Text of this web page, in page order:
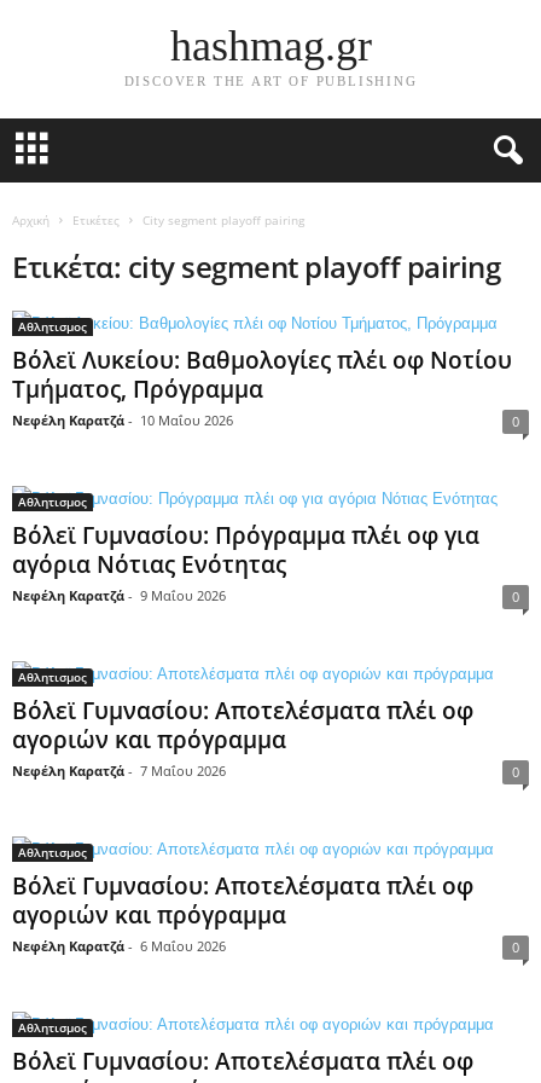
hashmag.gr
DISCOVER THE ART OF PUBLISHING
Αρχική Ετικέτες City segment playoff pairing
Ετικέτα: city segment playoff pairing
Αθλητισμος
Βόλεϊ Λυκείου: Βαθμολογίες πλέι οφ Νοτίου
Τμήματος, Πρόγραμμα
Νεφέλη Καρατζά - 10 Μαΐου 2026 0
Αθλητισμος
Βόλεϊ Γυμνασίου: Πρόγραμμα πλέι οφ για
αγόρια Νότιας Ενότητας
Νεφέλη Καρατζά - 9 Μαΐου 2026 0
Αθλητισμος
Βόλεϊ Γυμνασίου: Αποτελέσματα πλέι οφ
αγοριών και πρόγραμμα
Νεφέλη Καρατζά - 7 Μαΐου 2026 0
Αθλητισμος
Βόλεϊ Γυμνασίου: Αποτελέσματα πλέι οφ
αγοριών και πρόγραμμα
Νεφέλη Καρατζά - 6 Μαΐου 2026 0
Αθλητισμος
Βόλεϊ Γυμνασίου: Αποτελέσματα πλέι οφ